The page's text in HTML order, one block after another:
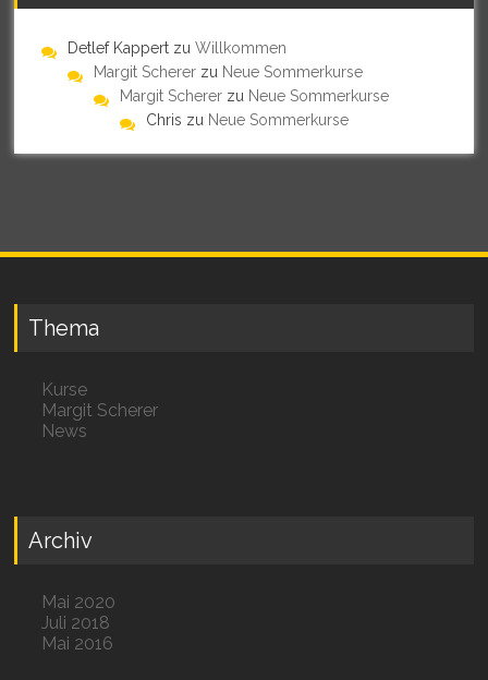
Detlef Kappert zuWillkommen
Margit Scherer zu Neue Sommerkurse
Margit Scherer zu Neue Sommerkurse
Chris zu Neue Sommerkurse
Thema
Kurse
Margit Scherer
News
Archiv
Mai 2020
Juli 2018
Mai 2016